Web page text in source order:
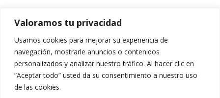
Valoramos tu privacidad
Usamos cookies para mejorar su experiencia de
navegación, mostrarle anuncios o contenidos
personalizados y analizar nuestro tráfico. Al hacer clic en
“Aceptar todo” usted da su consentimiento a nuestro uso
de las cookies.